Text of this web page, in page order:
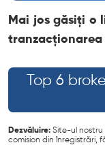
Mai jos găsiți o
Top 6
Dezvăluire: Site-ul nostru
comision din înregistrări,